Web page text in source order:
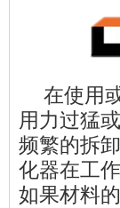
在使用
用力过猛
频繁的拆
化器在工
如果材料